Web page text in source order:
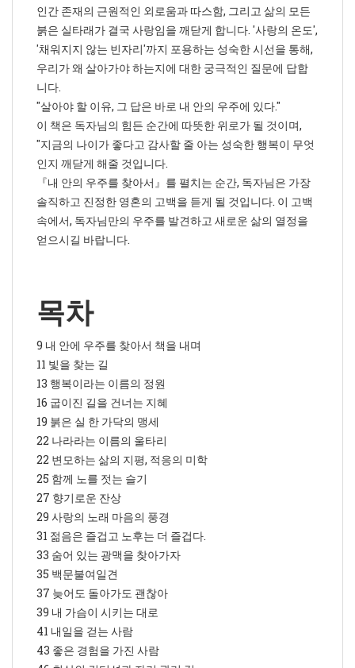
인간 존재의 근원적인 외로움과 따스함, 그리고 삶의 모든
붉은 실타래가 결국 사랑임을 깨닫게 합니다. '사랑의 온도',
'채워지지 않는 빈자리'까지 포용하는 성숙한 시선을 통해,
우리가 왜 살아가야 하는지에 대한 궁극적인 질문에 답합
니다.
"살아야 할 이유, 그 답은 바로 내 안의 우주에 있다."
이 책은 독자님의 힘든 순간에 따뜻한 위로가 될 것이며,
"지금의 나이가 좋다고 감사할 줄 아는 성숙한 행복이 무엇
인지 깨닫게 해줄 것입니다.
『내 안의 우주를 찾아서』를 펼치는 순간, 독자님은 가장
솔직하고 진정한 영혼의 고백을 듣게 될 것입니다. 이 고백
속에서, 독자님만의 우주를 발견하고 새로운 삶의 열정을
얻으시길 바랍니다.
목차
9 내 안에 우주를 찾아서 책을 내며
11 빛을 찾는 길
13 행복이라는 이름의 정원
16 굽이진 길을 건너는 지혜
19 붉은 실 한 가닥의 맹세
22 나라라는 이름의 울타리
22 변모하는 삶의 지평, 적응의 미학
25 함께 노를 젓는 슬기
27 향기로운 잔상
29 사랑의 노래 마음의 풍경
31 젊음은 즐겁고 노후는 더 즐겁다.
33 숨어 있는 광맥을 찾아가자
35 백문불여일견
37 늦어도 돌아가도 괜찮아
39 내 가슴이 시키는 대로
41 내일을 걷는 사람
43 좋은 경험을 가진 사람